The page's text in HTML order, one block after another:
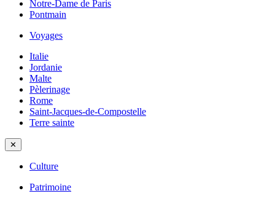
Notre-Dame de Paris
Pontmain
Voyages
Italie
Jordanie
Malte
Pèlerinage
Rome
Saint-Jacques-de-Compostelle
Terre sainte
✕
Culture
Patrimoine